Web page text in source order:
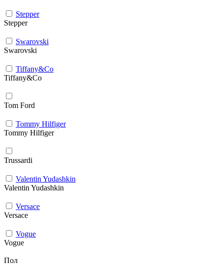
Stepper
Stepper
Swarovski
Swarovski
Tiffany&Co
Tiffany&Co
Tom Ford
Tommy Hilfiger
Tommy Hilfiger
Trussardi
Valentin Yudashkin
Valentin Yudashkin
Versace
Versace
Vogue
Vogue
Пол